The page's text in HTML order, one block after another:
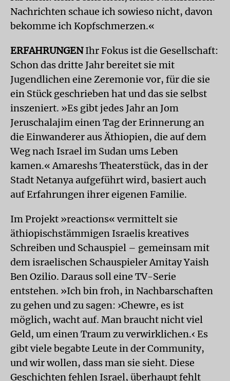
Nachrich­ten schaue ich sowieso nicht, davon
bekomme ich Kopfschmerzen.«
ERFAHRUNGENIhr Fokus ist die Gesellschaft:
Schon das dritte Jahr bereitet sie mit
Jugendlichen eine Zeremonie vor, für die sie
ein Stück geschrieben hat und das sie selbst
inszeniert. »Es gibt jedes Jahr an Jom
Jeruschalajim einen Tag der Erinnerung an
die Einwanderer aus Äthiopien, die auf dem
Weg nach Israel im Sudan ums Leben
kamen.« Amareshs Theaterstück, das in der
Stadt Netanya aufgeführt wird, basiert auch
auf Erfahrungen ihrer eigenen Familie.
Im Projekt »reactions« vermittelt sie
äthiopischstämmigen Israelis kreatives
Schreiben und Schauspiel – gemeinsam mit
dem israelischen Schauspieler Amitay Yaish
Ben Ozilio. Daraus soll eine TV-Serie
entstehen. »Ich bin froh, in Nachbarschaften
zu gehen und zu sagen: ›Chewre, es ist
möglich, wacht auf. Man braucht nicht viel
Geld, um einen Traum zu verwirklichen.‹ Es
gibt viele begabte Leute in der Community,
und wir wollen, dass man sie sieht. Diese
Geschichten fehlen Israel, überhaupt fehlt